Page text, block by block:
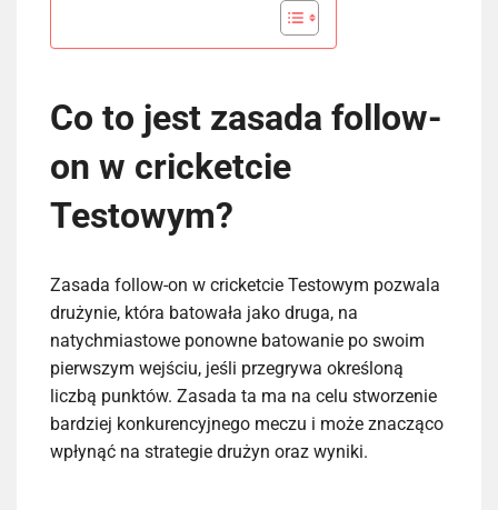
Co to jest zasada follow-
on w cricketcie
Testowym?
Zasada follow-on w cricketcie Testowym pozwala
drużynie, która batowała jako druga, na
natychmiastowe ponowne batowanie po swoim
pierwszym wejściu, jeśli przegrywa określoną
liczbą punktów. Zasada ta ma na celu stworzenie
bardziej konkurencyjnego meczu i może znacząco
wpłynąć na strategie drużyn oraz wyniki.